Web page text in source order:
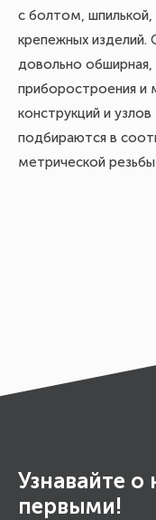
с болтом,
крепежных изделий.
довольно
приборостроения и
конструкций и
подбираются в
метрической
Узнавайте о
первыми!